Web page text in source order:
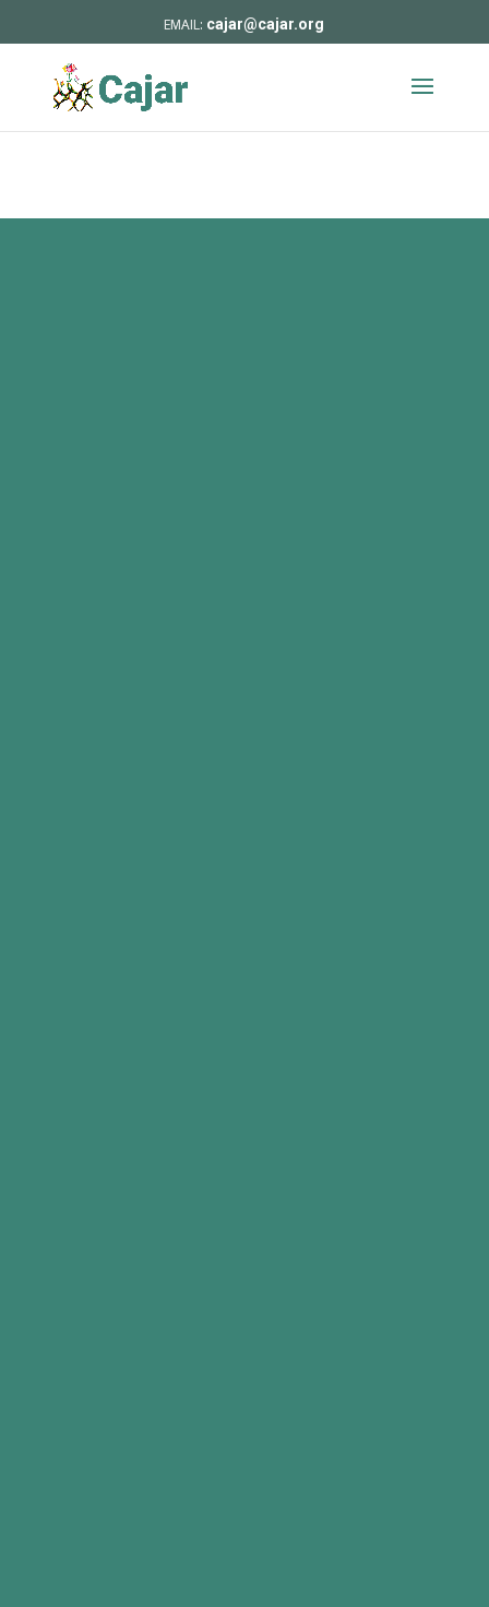
cajar@cajar.org